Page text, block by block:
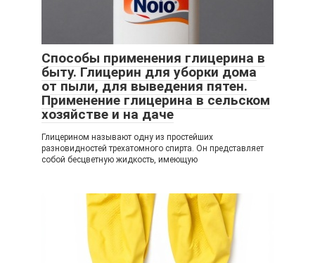
Способы применения глицерина в
быту. Глицерин для уборки дома
от пыли, для выведения пятен.
Применение глицерина в сельском
хозяйстве и на даче
Глицерином называют одну из простейших
разновидностей трехатомного спирта. Он представляет
собой бесцветную жидкость, имеющую